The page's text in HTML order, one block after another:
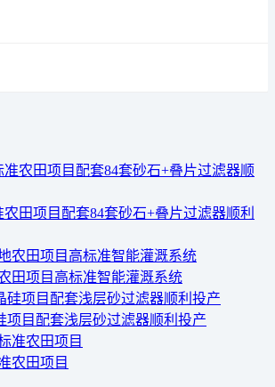
田项目配套84套砂石+叠片过滤器顺利
田项目高标准智能灌溉系统
项目配套浅层砂过滤器顺利投产
农田项目